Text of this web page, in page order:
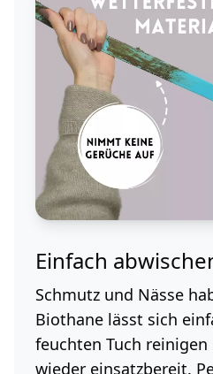
Einfach
Schmutz und Nässe
Biothane lässt sich
feuchten Tuch
wieder einsatzbereit.